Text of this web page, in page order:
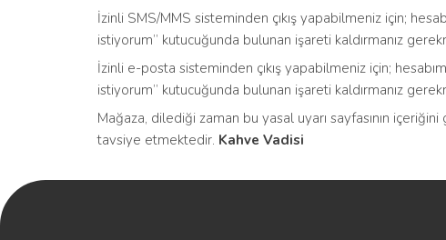
İzinli SMS/MMS sisteminden çıkış yapabilmeniz için;
istiyorum” kutucuğunda bulunan işareti kaldırmanız
İzinli e-posta sisteminden çıkış yapabilmeniz için;
istiyorum” kutucuğunda bulunan işareti kaldırmanız
Mağaza, dilediği zaman bu yasal uyarı sayfasının
tavsiye etmektedir. Kahve Vadisi